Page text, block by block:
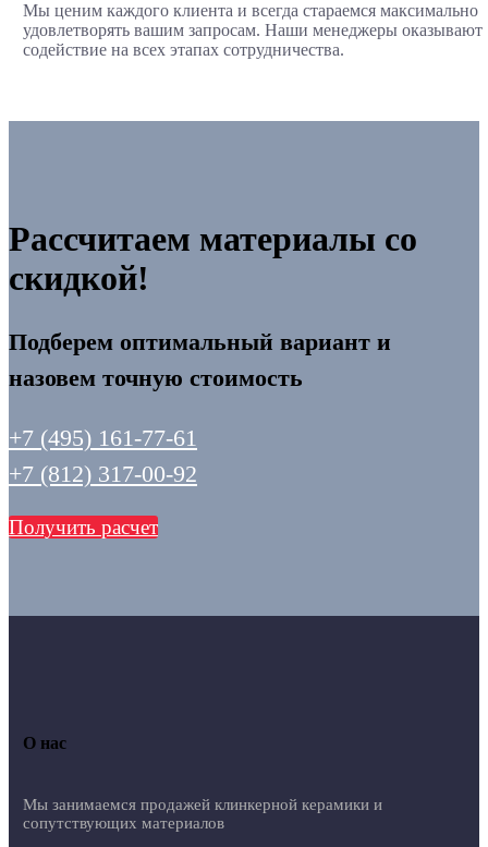
Мы ценим каждого клиента и всегда стараемся максимально
удовлетворять вашим запросам. Наши менеджеры оказывают
содействие на всех этапах сотрудничества.
Рассчитаем материалы со
скидкой!
Подберем оптимальный вариант и
назовем точную стоимость
+7 (495) 161-77-61
+7 (812) 317-00-92
Получить расчет
О нас
Мы занимаемся продажей клинкерной керамики и
сопутствующих материалов